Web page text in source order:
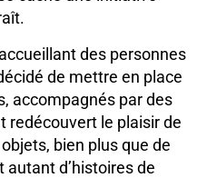
des personnes
de mettre en place
accompagnés par des
redécouvert le plaisir de
bien plus que de
d’histoires de